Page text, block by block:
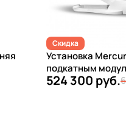
Скидка
Установка
подкатным
524 300 руб.